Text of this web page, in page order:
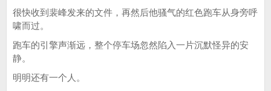
很快收到裴峰发来的文件，再然后他骚气的红色跑车从身旁呼
啸而过。
跑车的引擎声渐远，整个停车场忽然陷入一片沉默怪异的安
静。
明明还有一个人。